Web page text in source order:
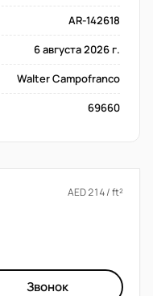
AR-142618
6 августа 2026 г.
Walter Campofranco
69660
AED 214 / ft²
Звонок